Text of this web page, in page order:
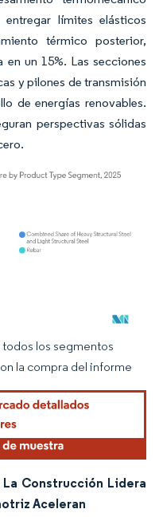
límites elásticos
térmico posterior,
un 15%. Las secciones
y pilones de transmisión
de energías renovables.
perspectivas sólidas
atribución según CC BY 4.0.
los segmentos
la compra del informe
Construcción Lidera
Aceleran